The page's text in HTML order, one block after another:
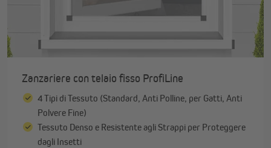
Zanzariere con telaio fisso ProfiLine
4 Tipi di Tessuto (Standard, Anti Polline, per Gatti, Anti
Polvere Fine)
Tessuto Denso e Resistente agli Strappi per Proteggere
dagli Insetti